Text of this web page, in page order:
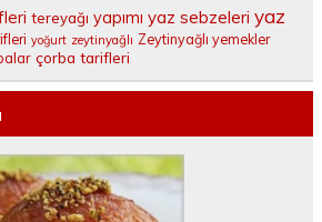
tereyağı yapımı yaz sebzeleri yaz
yoğurt zeytinyağlı Zeytinyağlı yemekler
çorba tarifleri